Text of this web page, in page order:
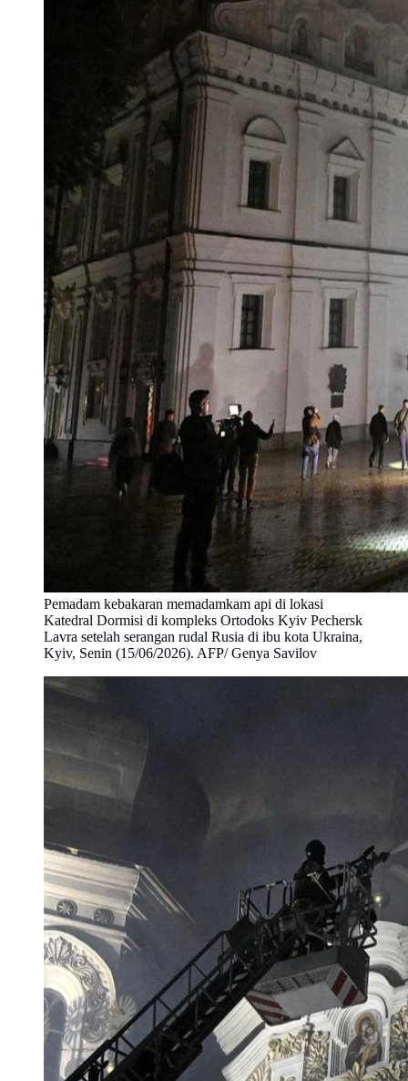
Pemadam kebakaran memadamkam api di lokasi
Katedral Dormisi di kompleks Ortodoks Kyiv Pechersk
Lavra setelah serangan rudal Rusia di ibu kota Ukraina,
Kyiv, Senin (15/06/2026). AFP/ Genya Savilov